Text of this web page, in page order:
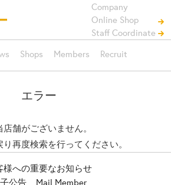
Company
Online Shop
Staff Coordinate
Shops Members Recruit
エラー
店舗がございません。
再度検索を行ってください。
様への重要なお知らせ
公告
Mail Member